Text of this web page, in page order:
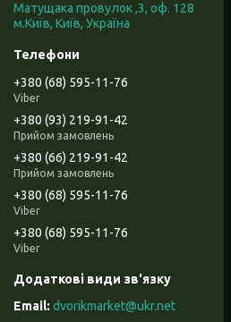
Матущака провулок ,3, оф. 128
м.Київ, Київ, Україна
+380 (68) 595-11-76
Viber
+380 (93) 219-91-42
Прийом замовлень
+380 (66) 219-91-42
Прийом замовлень
+380 (68) 595-11-76
Viber
+380 (68) 595-11-76
Viber
dvorikmarket@ukr.net